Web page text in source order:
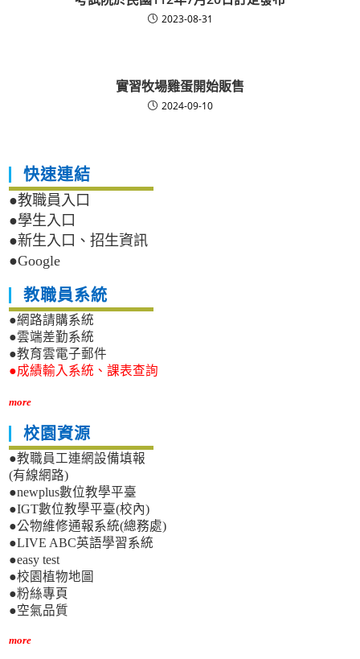
2023-08-31
實習牧場雞蛋開始販售
2024-09-10
快速連結
●教職員入口
●學生入口
●新生入口、招生資訊
●Google
教職員系統
●網路請購系統
●雲端差勤系統
●教育雲電子郵件
●成績輸入系統、課表查詢
more
校園資源
●教職員工連網設備填報
(有線網路)
●newplus數位教學平臺
●IGT數位教學平臺(校內)
●公物維修通報系統(總務處)
●LIVE ABC英語學習系統
●easy test
●校園植物地圖
●粉絲專頁
●空氣品質
more